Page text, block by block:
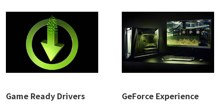
Game Ready Drivers
GeForce Experience